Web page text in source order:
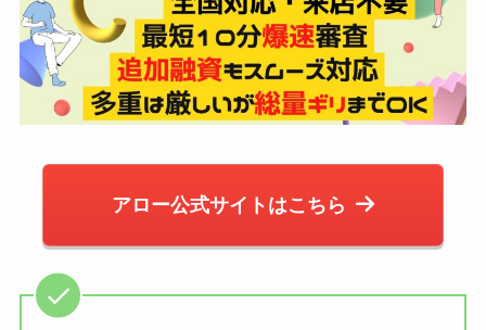
アロー公式サイトはこちら